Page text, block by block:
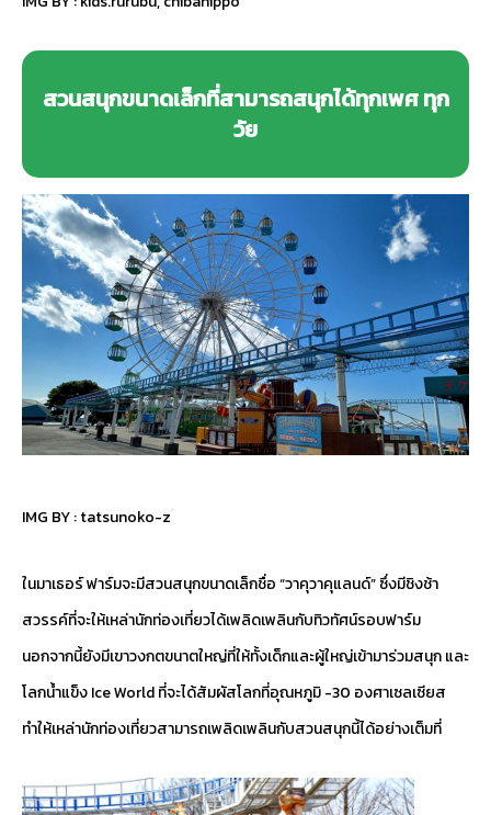
สวนสนุกขนาดเล็กที่สามารถสนุกได้ทุกเพศ ทุก
วัย
IMG BY :tatsunoko-z
ในมาเธอร์ ฟาร์มจะมีสวนสนุกขนาดเล็กชื่อ “วาคุวาคุแลนด์” ซึ่งมีชิงช้า
สวรรค์ที่จะให้เหล่านักท่องเที่ยวได้เพลิดเพลินกับทิวทัศน์รอบฟาร์ม
นอกจากนี้ยังมีเขาวงกตขนาตใหญ่ที่ให้ทั้งเด็กและผู้ใหญ่เข้ามาร่วมสนุก และ
โลกน้ำแข็ง Ice World ที่จะได้สัมผัสโลกที่อุณหภูมิ -30 องศาเซลเซียส
ทำให้เหล่านักท่องเที่ยวสามารถเพลิดเพลินกับสวนสนุกนี้ได้อย่างเต็มที่